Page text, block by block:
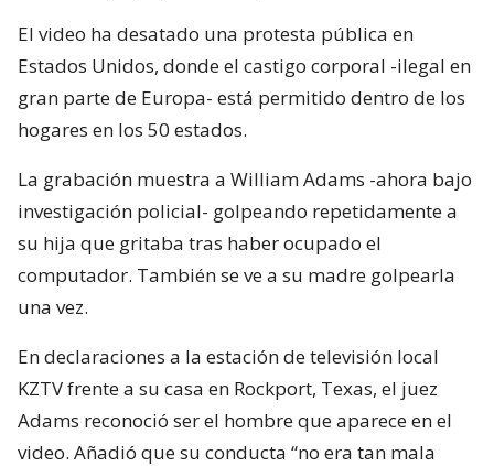
El video ha desatado una protesta pública en
Estados Unidos, donde el castigo corporal -ilegal en
gran parte de Europa- está permitido dentro de los
hogares en los 50 estados.
La grabación muestra a William Adams -ahora bajo
investigación policial- golpeando repetidamente a
su hija que gritaba tras haber ocupado el
computador. También se ve a su madre golpearla
una vez.
En declaraciones a la estación de televisión local
KZTV frente a su casa en Rockport, Texas, el juez
Adams reconoció ser el hombre que aparece en el
video. Añadió que su conducta “no era tan mala